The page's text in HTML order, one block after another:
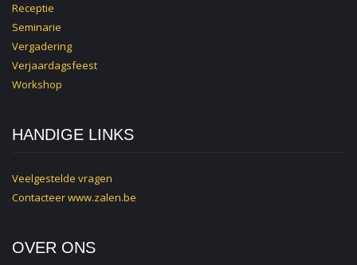
Receptie
Seminarie
Vergadering
Verjaardagsfeest
Workshop
HANDIGE LINKS
Veelgestelde vragen
Contacteerwww.zalen.be
OVER ONS